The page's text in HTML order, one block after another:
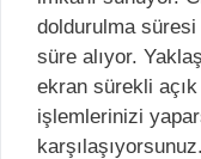
doldurulma
süre alıyor.
ekran sürekli
işlemlerinizi
karşılaşıyorsunuz.